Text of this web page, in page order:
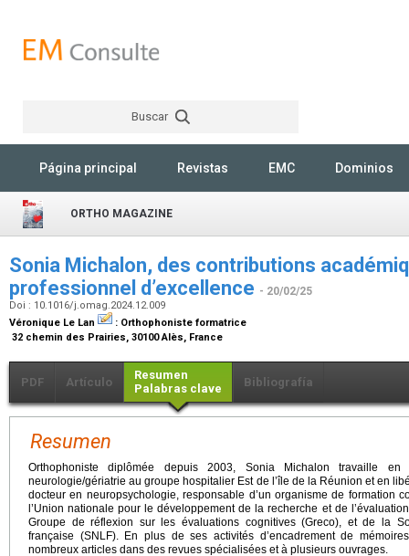
Buscar
Página principal Revistas EMC Dominios
ORTHO MAGAZINE
Sonia Michalon, des contributions
professionnel d’excellence - 20/02/25
Doi : 10.1016/j.omag.2024.12.009
Véronique Le Lan
: Orthophoniste formatrice
32 chemin des Prairies, 30100 Alès, France
PDF Artículo
Resumen
Palabras clave
Bibliografía
Resumen
Orthophoniste diplômée depuis 2003, Sonia Michalon travaille
neurologie/gériatrie au groupe hospitalier Est de l’île de la Réunion et en
docteur en neuropsychologie, responsable d’un organisme de formation
l’Union nationale pour le développement de la recherche et de
Groupe de réflexion sur les évaluations cognitives (Greco), et de la
française (SNLF). En plus de ses activités d’encadrement de
nombreux articles dans des revues spécialisées et à plusieurs ouvrages.